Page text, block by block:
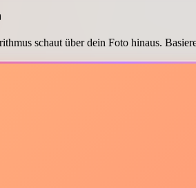
schaut über dein Foto hinaus.